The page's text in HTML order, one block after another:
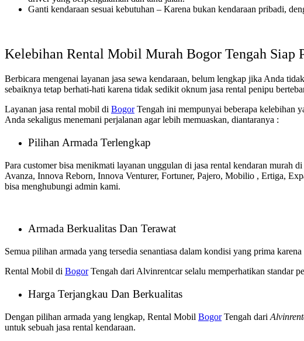
Ganti kendaraan sesuai kebutuhan – Karena bukan kendaraan pribadi,
Kelebihan Rental Mobil Murah Bogor Tengah Siap
Berbicara mengenai layanan jasa sewa kendaraan, belum lengkap jika Anda
sebaiknya tetap berhati-hati karena tidak sedikit oknum jasa rental penipu
Layanan jasa rental mobil di BogorTengah ini mempunyai beberapa kelebihan
Anda sekaligus menemani perjalanan agar lebih memuaskan, diantaranya :
Pilihan Armada Terlengkap
Para customer bisa menikmati layanan unggulan di jasa rental kendaran murah di
Avanza, Innova Reborn, Innova Venturer, Fortuner, Pajero, Mobilio , Ertiga,
bisa menghubungi admin kami.
Armada Berkualitas Dan Terawat
Semua pilihan armada yang tersedia senantiasa dalam kondisi yang prima
Rental Mobil di BogorTengah dari Alvinrentcar selalu memperhatikan standar
Harga Terjangkau Dan Berkualitas
Dengan pilihan armada yang lengkap, Rental Mobil BogorTengah dari
untuk sebuah jasa rental kendaraan.